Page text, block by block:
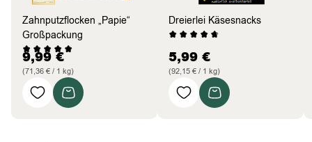
Zahnputzflocken „Papie“
Großpackung
9,99€
(71,36 € / 1 kg)
Dreierlei Käsesnacks
5,99 €
(92,15 € / 1 kg)